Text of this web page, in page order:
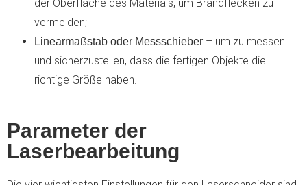
der Oberfläche des Materials, um Brandflecken zu
vermeiden;
Linearmaßstab oder Messschieber – um zu messen
und sicherzustellen, dass die fertigen Objekte die
richtige Größe haben.
Parameter der
Laserbearbeitung